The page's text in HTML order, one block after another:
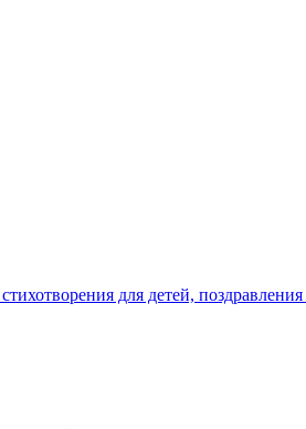
для детей, поздравления